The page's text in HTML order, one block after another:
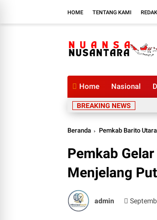
HOME TENTANG KAMI
Home Nasional
BREAKING NEWS
Beranda Pemkab Barito Utara
Pemkab
Menjelang
admin